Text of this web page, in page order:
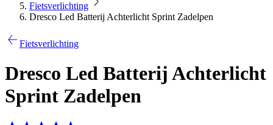
Fietsverlichting
Dresco Led Batterij Achterlicht Sprint Zadelpen
Fietsverlichting
Dresco Led Batterij Achterlicht
Sprint Zadelpen